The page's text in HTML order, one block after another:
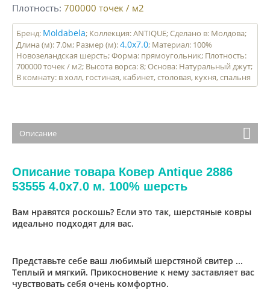
Плотность 700000 точек / м2
Бренд: Moldabela; Коллекция: ANTIQUE; Сделано в: Молдова;
Длина (м): 7.0м; Размер (м):4.0x7.0; Материал: 100%
Новозеландская шерсть; Форма: прямоугольник; Плотность:
700000 точек / м2; Высота ворса: 8; Основа: Натуральный джут;
В комнату: в холл, гостиная, кабинет, столовая, кухня, спальня
Описание
Описание товара Ковер Antique 2886
53555 4.0x7.0 м. 100% шерсть
Вам нравятся роскошь? Если это так, шерстяные ковры
идеально подходят для вас.
Представьте себе ваш любимый шерстяной свитер ...
Теплый и мягкий. Прикосновение к нему заставляет вас
чувствовать себя очень комфортно.